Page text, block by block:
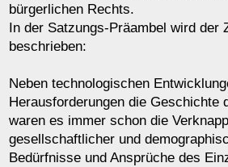
bürgerlichen Rechts.
In der Satzungs-Präambel wird der
beschrieben:
Neben technologischen
Herausforderungen die Geschichte
waren es immer schon die
gesellschaftlicher und
Bedürfnisse und Ansprüche des